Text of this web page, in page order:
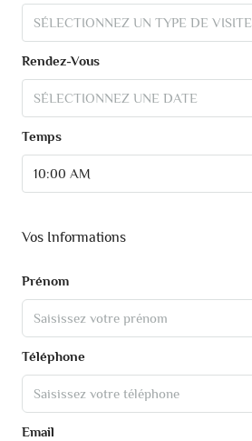
SÉLECTIONNEZ UN TYPE DE VISITE
Rendez-Vous
SÉLECTIONNEZ UNE DATE
Temps
10:00 AM
Vos Informations
Prénom
Téléphone
Email